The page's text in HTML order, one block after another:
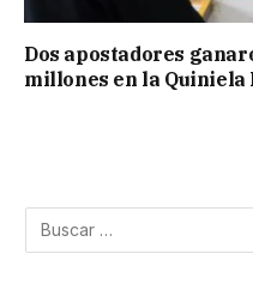
Dos apostadores
millones en la Quiniela